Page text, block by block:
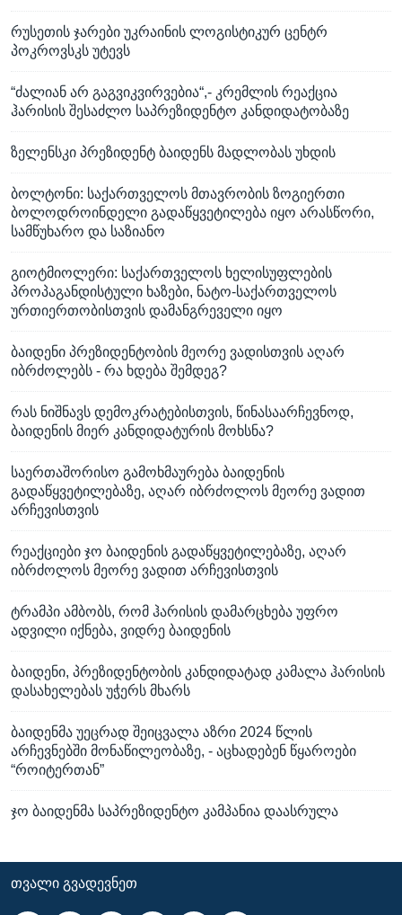
რუსეთის ჯარები უკრაინის ლოგისტიკურ ცენტრ
პოკროვსკს უტევს
“ძალიან არ გაგვიკვირვებია“,- კრემლის რეაქცია
ჰარისის შესაძლო საპრეზიდენტო კანდიდატობაზე
ზელენსკი პრეზიდენტ ბაიდენს მადლობას უხდის
ბოლტონი: საქართველოს მთავრობის ზოგიერთი
ბოლოდროინდელი გადაწყვეტილება იყო არასწორი,
სამწუხარო და საზიანო
გიოტმიოლერი: საქართველოს ხელისუფლების
პროპაგანდისტული ხაზები, ნატო-საქართველოს
ურთიერთობისთვის დამანგრეველი იყო
ბაიდენი პრეზიდენტობის მეორე ვადისთვის აღარ
იბრძოლებს - რა ხდება შემდეგ?
რას ნიშნავს დემოკრატებისთვის, წინასაარჩევნოდ,
ბაიდენის მიერ კანდიდატურის მოხსნა?
საერთაშორისო გამოხმაურება ბაიდენის
გადაწყვეტილებაზე, აღარ იბრძოლოს მეორე ვადით
არჩევისთვის
რეაქციები ჯო ბაიდენის გადაწყვეტილებაზე, აღარ
იბრძოლოს მეორე ვადით არჩევისთვის
ტრამპი ამბობს, რომ ჰარისის დამარცხება უფრო
ადვილი იქნება, ვიდრე ბაიდენის
ბაიდენი, პრეზიდენტობის კანდიდატად კამალა ჰარისის
დასახელებას უჭერს მხარს
ბაიდენმა უეცრად შეიცვალა აზრი 2024 წლის
არჩევნებში მონაწილეობაზე, - აცხადებენ წყაროები
“როიტერთან”
ჯო ბაიდენმა საპრეზიდენტო კამპანია დაასრულა
ᲗᲕᲐᲚᲘ ᲒᲕᲐᲓᲔᲕᲜᲔᲗ